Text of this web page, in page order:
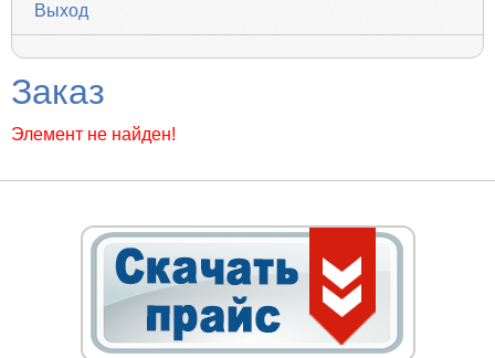
Выход
Заказ
Элемент не найден!